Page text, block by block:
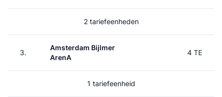
2 tariefeenheden
3.
Amsterdam Bijlmer
ArenA
4 TE
1 tariefeenheid